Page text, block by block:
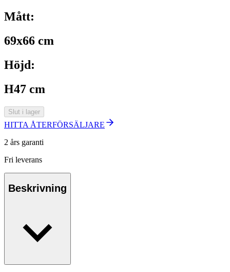
Mått:
69x66 cm
Höjd:
H47 cm
Slut i lager
HITTA ÅTERFÖRSÄLJARE
2 års garanti
Fri leverans
Beskrivning